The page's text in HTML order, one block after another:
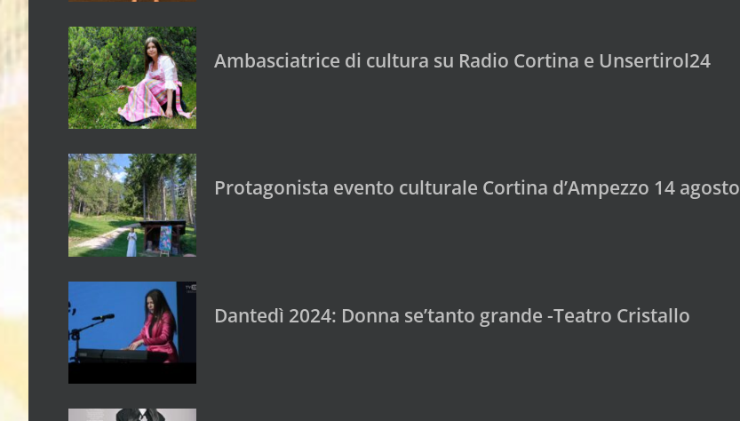
Ambasciatrice di cultura su Radio Cortina e Unsertirol24
Protagonista evento culturale Cortina d’Ampezzo 14 agosto
Dantedì 2024: Donna se’tanto grande -Teatro Cristallo